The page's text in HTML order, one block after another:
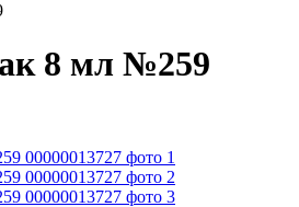
8 мл №259